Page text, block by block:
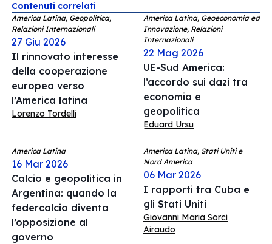
Contenuti correlati
America Latina, Geopolitica,
Relazioni Internazionali
27 Giu 2026
Il rinnovato interesse
della cooperazione
europea verso
l’America latina
Lorenzo Tordelli
America Latina, Geoeconomia ed
Innovazione, Relazioni
Internazionali
22 Mag 2026
UE-Sud America:
l’accordo sui dazi tra
economia e
geopolitica
Eduard Ursu
America Latina
16 Mar 2026
Calcio e geopolitica in
Argentina: quando la
federcalcio diventa
l’opposizione al
governo
America Latina, Stati Uniti e
Nord America
06 Mar 2026
I rapporti tra Cuba e
gli Stati Uniti
Giovanni Maria Sorci
Airaudo